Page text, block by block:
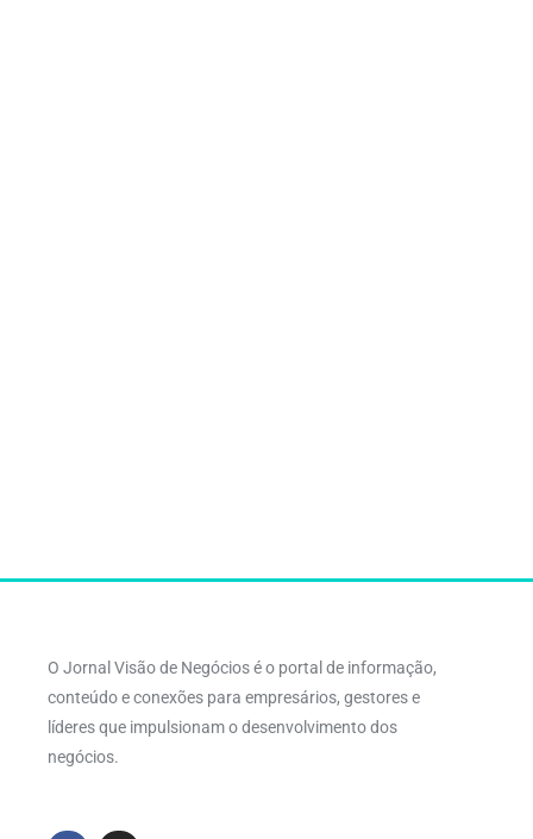
O Jornal Visão de Negócios é o portal de informação,
conteúdo e conexões para empresários, gestores e
líderes que impulsionam o desenvolvimento dos
negócios.